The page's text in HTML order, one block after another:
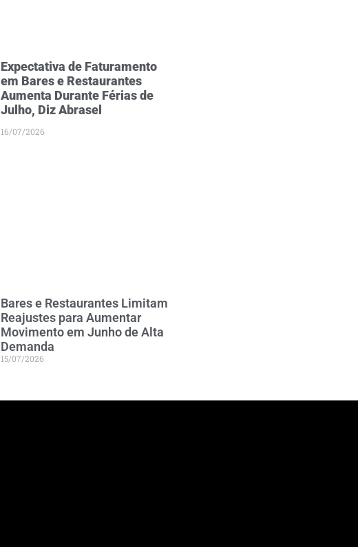
Expectativa de Faturamento
em Bares e Restaurantes
Aumenta Durante Férias de
Julho, Diz Abrasel
16/07/2026
Bares e Restaurantes Limitam
Reajustes para Aumentar
Movimento em Junho de Alta
Demanda
15/07/2026